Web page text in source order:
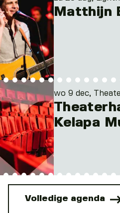
Matthijn
wo 9 dec,
Kelapa
Volledige agenda